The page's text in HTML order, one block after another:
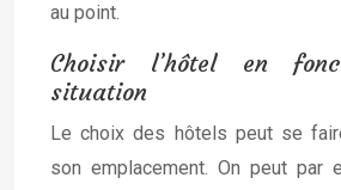
au point.
Choisir l’hôtel en
situation
Le choix des hôtels peut se
son emplacement. On peut par